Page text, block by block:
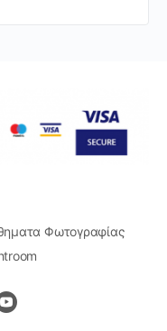
Φωτογραφίας